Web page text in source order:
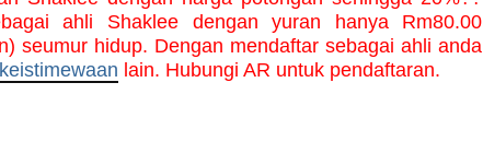
ahli Shaklee dengan yuran hanya Rm80.00
seumur hidup. Dengan mendaftar sebagai ahli anda
keistimewaan lain. Hubungi AR untuk pendaftaran.